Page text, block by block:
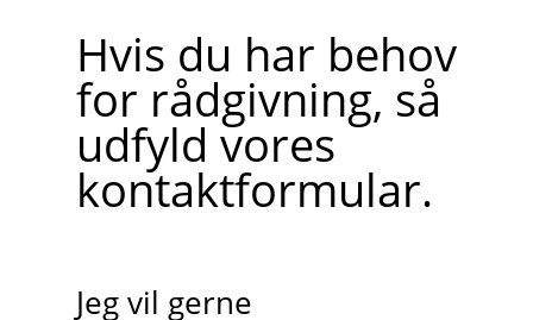
Hvis du har behov
for rådgivning, så
udfyld vores
kontaktformular.
Jeg vil gerne